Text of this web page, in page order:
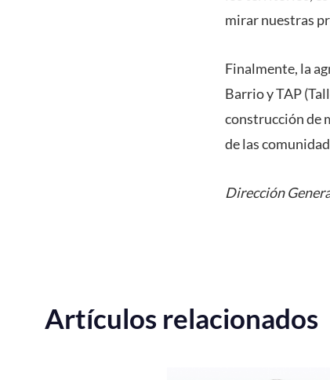
mirar nuestras
Finalmente, la
Barrio y TAP
construcción de
de las
Dirección
Artículos relacionados